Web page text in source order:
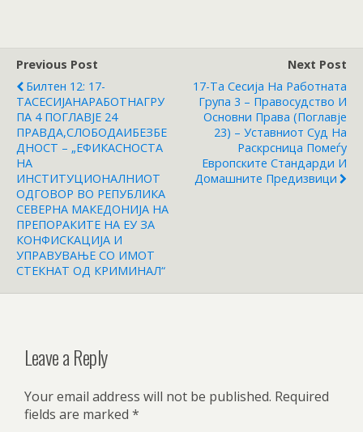
Previous Post
Билтен 12: 17-
ТАСЕСИЈАНАРАБОТНАГРУ
ПА 4 ПОГЛАВЈЕ 24
ПРАВДА,СЛОБОДАИБЕЗБЕ
ДНОСТ – „ЕФИКАСНОСТА
НА
ИНСТИТУЦИОНАЛНИОТ
ОДГОВОР ВО РЕПУБЛИКА
СЕВЕРНА МАКЕДОНИЈА НА
ПРЕПОРАКИТЕ НА ЕУ ЗА
КОНФИСКАЦИЈА И
УПРАВУВАЊЕ СО ИМОТ
СТЕКНАТ ОД КРИМИНАЛ“
Next Post
17-Та Сесија На Работната
Група 3 – Правосудство И
Основни Права (Поглавје
23) – Уставниот Суд На
Раскрсница Помеѓу
Европските Стандарди И
Домашните Предизвици
Leave a Reply
Your email address will not be published. Required
fields are marked *